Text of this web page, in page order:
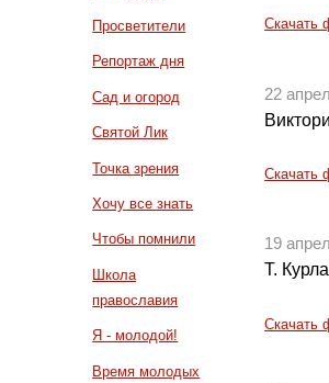
Просветители
Репортаж дня
Сад и огород
Святой Лик
Точка зрения
Хочу все знать
Чтобы помнили
Школа
православия
Я - молодой!
Время молодых
Скачать
22
Скачать
19
Т.
Скачать